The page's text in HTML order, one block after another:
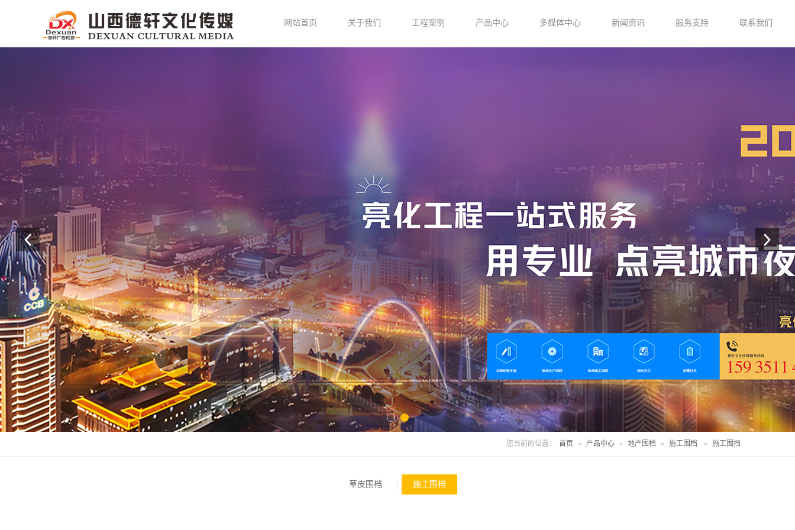
网站首页 关于我们 工程案例 产品中心 多媒体中心 新闻资讯 服务支持 联系我们
您当前的位置： 首页 » 产品中心 » 地产围档 » 施工围档 » 施工围挡
草皮围档 施工围档